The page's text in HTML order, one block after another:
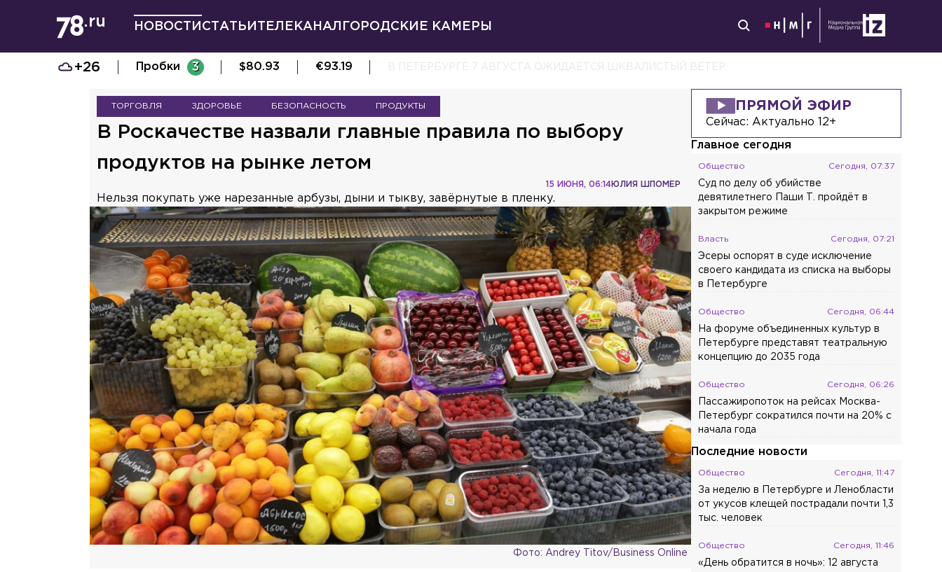
НОВОСТИ СТАТЬИ ТЕЛЕКАНАЛ ГОРОДСКИЕ КАМЕРЫ
+26 Пробки 3 $80.93 €93.19 В ПЕТЕРБУРГЕ 7 АВГУСТА ОЖИДАЕТСЯ ШКВАЛИСТЫЙ ВЕТЕР
ТОРГОВЛЯ ЗДОРОВЬЕ БЕЗОПАСНОСТЬ ПРОДУКТЫ
В Роскачестве назвали главные правила по выбору
продуктов на рынке летом
ЮЛИЯ ШПОМЕР
15 ИЮНЯ, 06:14
Нельзя покупать уже нарезанные арбузы, дыни и тыкву, завёрнутые в пленку.
Фото: Andrey Titov/Business Online
ПРЯМОЙ ЭФИР
Сейчас:Актуально 12+
Главное сегодня
Общество Сегодня, 07:37
Суд по делу об убийстве
девятилетнего Паши Т. пройдёт в
закрытом режиме
Власть Сегодня, 07:21
Эсеры оспорят в суде исключение
своего кандидата из списка на выборы
в Петербурге
Общество Сегодня, 06:44
На форуме объединенных культур в
Петербурге представят театральную
концепцию до 2035 года
Общество Сегодня, 06:26
Пассажиропоток на рейсах Москва-
Петербург сократился почти на 20% с
начала года
Последние новости
Общество Сегодня, 11:47
За неделю в Петербурге и Ленобласти
от укусов клещей пострадали почти 1,3
тыс. человек
Общество Сегодня, 11:46
«День обратится в ночь»: 12 августа